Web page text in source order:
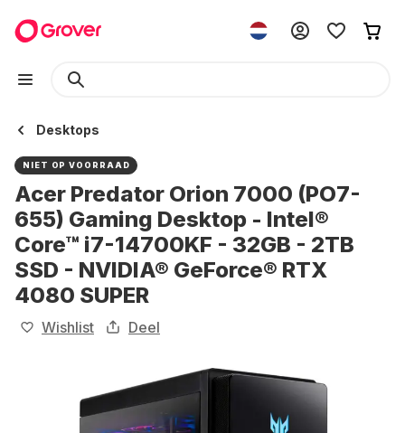
Desktops
NIET OP VOORRAAD
Acer Predator Orion 7000 (PO7-
655) Gaming Desktop - Intel®
Core™ i7-14700KF - 32GB - 2TB
SSD - NVIDIA® GeForce® RTX
4080 SUPER
Wishlist Deel